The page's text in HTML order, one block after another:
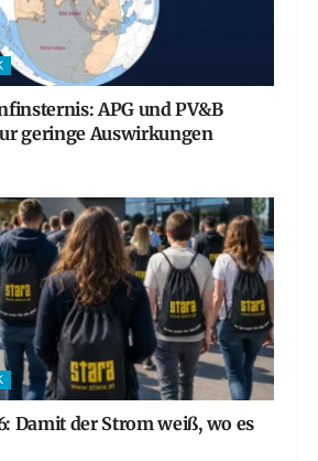
APG und PV&B
geringe Auswirkungen
Damit der Strom weiß, wo es